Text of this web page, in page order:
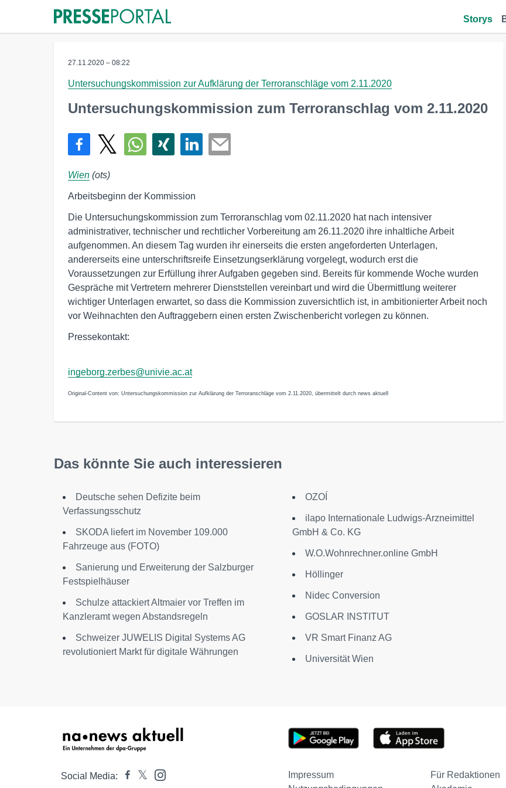
Storys
27.11.2020 – 08:22
Untersuchungskommission zur Aufklärung der Terroranschläge vom 2.11.2020
Untersuchungskommission zum Terroranschlag vom 2.11.2020
Wien (ots)
Arbeitsbeginn der Kommission
Die Untersuchungskommission zum Terroranschlag vom 02.11.2020 hat nach intensiver
administrativer, technischer und rechtlicher Vorbereitung am 26.11.2020 ihre inhaltliche Arbeit
aufgenommen. An diesem Tag wurden ihr einerseits die ersten angeforderten Unterlagen,
andererseits eine unterschriftsreife Einsetzungserklärung vorgelegt, wodurch erst die
Voraussetzungen zur Erfüllung ihrer Aufgaben gegeben sind. Bereits für kommende Woche wurden
Gespräche mit Vertretern mehrerer Dienststellen vereinbart und wird die Übermittlung weiterer
wichtiger Unterlagen erwartet, so dass die Kommission zuversichtlich ist, in ambitionierter Arbeit noch
vor Weihnachten den Auftraggebern einen ersten Zwischenbericht vorlegen zu können.
Pressekontakt:
ingeborg.zerbes@univie.ac.at
Original-Content von: Untersuchungskommission zur Aufklärung der Terroranschläge vom 2.11.2020, übermittelt durch news aktuell
Das könnte Sie auch interessieren
Deutsche sehen Defizite beim
Verfassungsschutz
SKODA liefert im November 109.000
Fahrzeuge aus (FOTO)
Sanierung und Erweiterung der Salzburger
Festspielhäuser
Schulze attackiert Altmaier vor Treffen im
Kanzleramt wegen Abstandsregeln
Schweizer JUWELIS Digital Systems AG
revolutioniert Markt für digitale Währungen
OZOÍ
ilapo Internationale Ludwigs-Arzneimittel
GmbH & Co. KG
W.O.Wohnrechner.online GmbH
Höllinger
Nidec Conversion
GOSLAR INSTITUT
VR Smart Finanz AG
Universität Wien
Social Media: Impressum Für Redaktionen